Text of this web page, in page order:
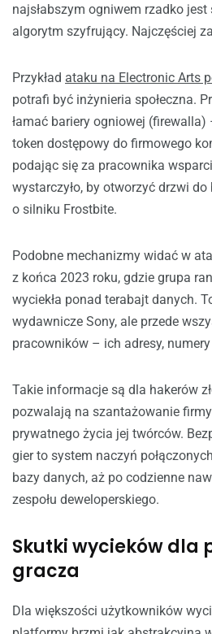
najsłabszym ogniwem rzadko
algorytm szyfrujący. Najczęściej
Przykład ataku na Electronic Arts
potrafi być inżynieria społeczna.
łamać bariery ogniowej (firewalla)
token dostępowy do firmowego
podając się za pracownika
wystarczyło, by otworzyć drzwi
o silniku Frostbite.
Podobne mechanizmy widać w
z końca 2023 roku, gdzie grupa
wyciekła ponad terabajt danych.
wydawnicze Sony, ale przede
pracowników – ich adresy,
Takie informacje są dla hakerów
pozwalają na szantażowanie
prywatnego życia jej twórców.
gier to system naczyń
bazy danych, aż po codzienne
zespołu deweloperskiego.
Skutki wycieków dla
gracza
Dla większości użytkowników